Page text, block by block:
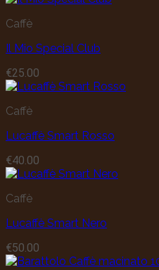
Caffè
Il Mio Special Club
€25.00
Caffè
Lucaffè Smart Rosso
€40.00
Caffè
Lucaffè Smart Nero
€50.00